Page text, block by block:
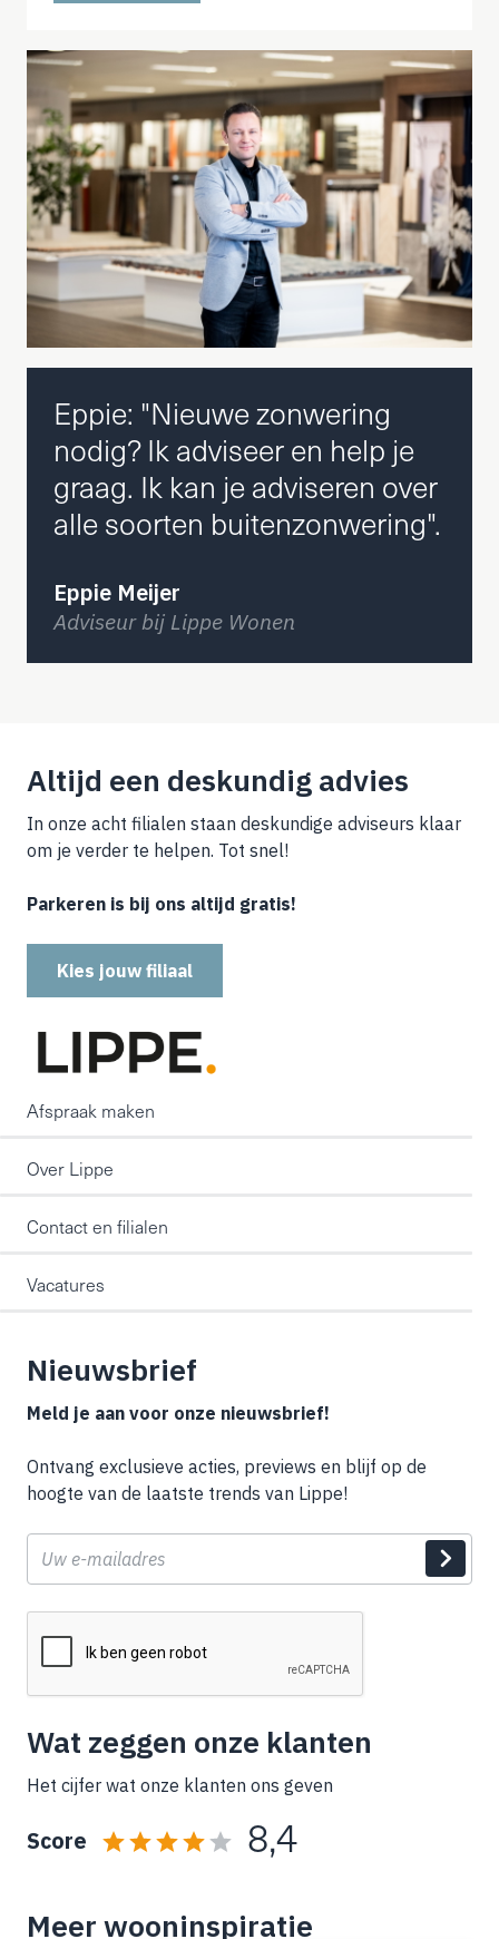
Eppie: "Nieuwe zonwering
nodig? Ik adviseer en help je
graag. Ik kan je adviseren over
alle soorten buitenzonwering".
Eppie Meijer
Adviseur bij Lippe Wonen
Altijd een deskundig advies
In onze acht filialen staan deskundige adviseurs klaar
om je verder te helpen. Tot snel!
Parkeren is bij ons altijd gratis!
Kies jouw filiaal
Afspraak maken
Over Lippe
Contact en filialen
Vacatures
Nieuwsbrief
Meld je aan voor onze nieuwsbrief!
Ontvang exclusieve acties, previews en blijf op de
hoogte van de laatste trends van Lippe!
E-
mail
Wat zeggen onze klanten
Het cijfer wat onze klanten ons geven
Score 8,4
Meer wooninspiratie